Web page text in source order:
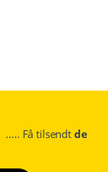
..... Få tilsendt de